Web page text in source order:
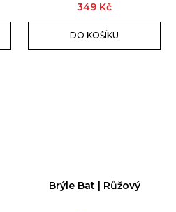
349 Kč
DO KOŠÍKU
Brýle Bat | Růžový